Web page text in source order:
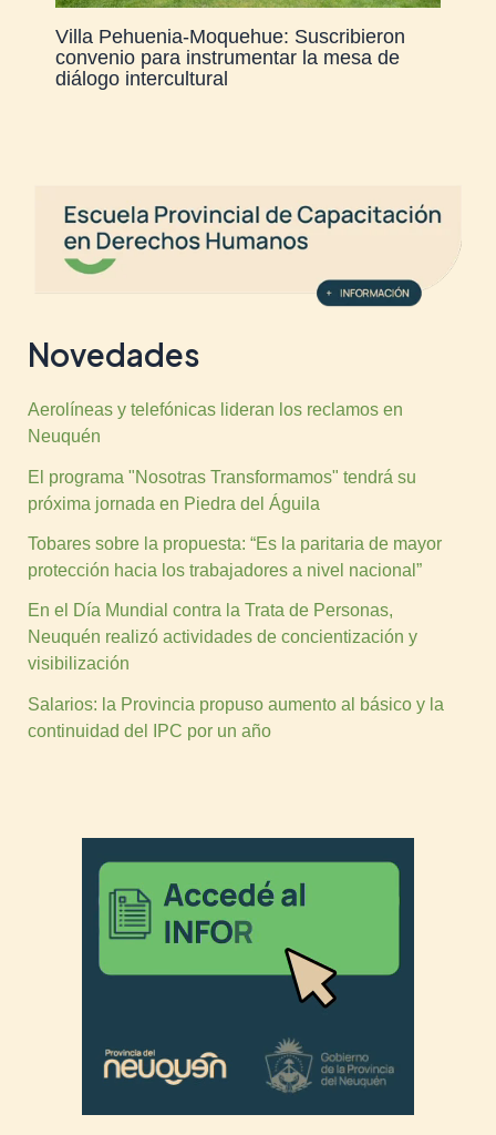
Villa Pehuenia-Moquehue: Suscribieron
convenio para instrumentar la mesa de
diálogo intercultural
Novedades
Aerolíneas y telefónicas lideran los reclamos en
Neuquén
El programa "Nosotras Transformamos" tendrá su
próxima jornada en Piedra del Águila
Tobares sobre la propuesta: “Es la paritaria de mayor
protección hacia los trabajadores a nivel nacional”
En el Día Mundial contra la Trata de Personas,
Neuquén realizó actividades de concientización y
visibilización
Salarios: la Provincia propuso aumento al básico y la
continuidad del IPC por un año